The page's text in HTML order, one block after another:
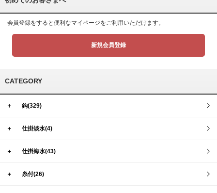
会員登録をすると便利なマイページをご利用いただけます。
新規会員登録
CATEGORY
＋ 鈎(329)
＋ 仕掛淡水(4)
＋ 仕掛海水(43)
＋ 糸付(26)